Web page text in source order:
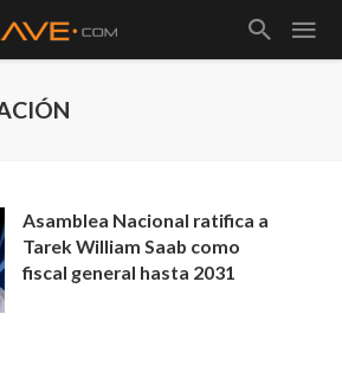
Asamblea Nacional ratifica a
Tarek William Saab como
fiscal general hasta 2031